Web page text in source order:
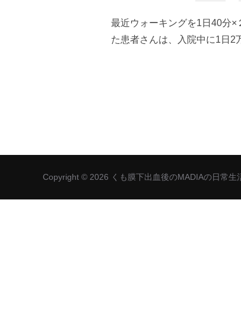
最近ウォーキングを1日40分
た患者さんは、入院中に1日
Copyright © 2026 くも膜下出血後のMADIAの日常生